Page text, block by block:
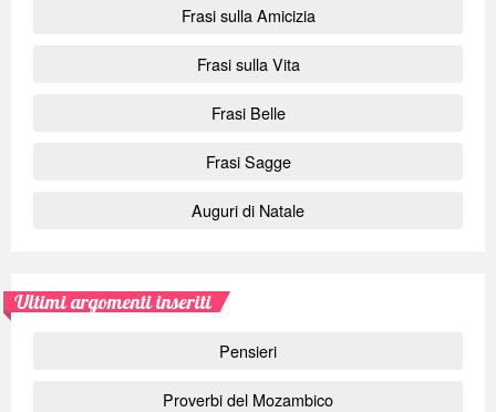
Frasi sulla Amicizia
Frasi sulla Vita
Frasi Belle
Frasi Sagge
Auguri di Natale
Ultimi argomenti inseriti
Pensieri
Proverbi del Mozambico